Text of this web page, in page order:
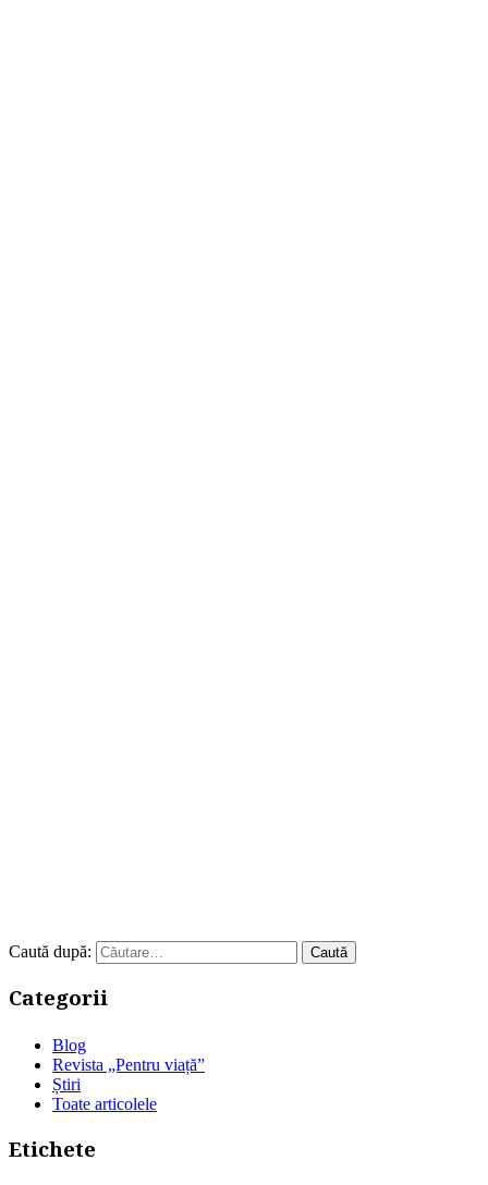
Caută după:
Categorii
Blog
Revista „Pentru viață”
Știri
Toate articolele
Etichete